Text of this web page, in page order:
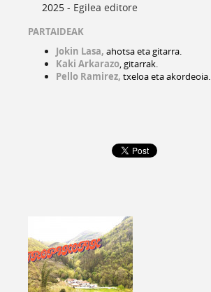
2025 - Egilea editore
PARTAIDEAK
Jokin Lasa, ahotsa eta gitarra.
Kaki Arkarazo, gitarrak.
Pello Ramirez, txeloa eta akordeoia.